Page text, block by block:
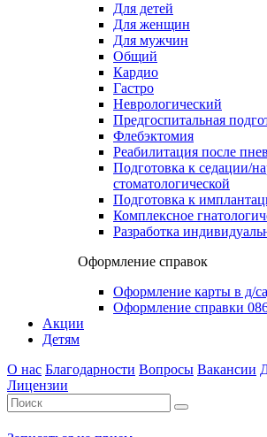
Для детей
Для женщин
Для мужчин
Общий
Кардио
Гастро
Неврологический
Предгоспитальная
Флебэктомия
Реабилитация после
Подготовка к седации/
стоматологической
Подготовка к
Комплексное
Разработка
Оформление справок
Оформление карты в д/
Оформление справки
Акции
Детям
О нас Благодарности Вопросы Вакансии
Лицензии